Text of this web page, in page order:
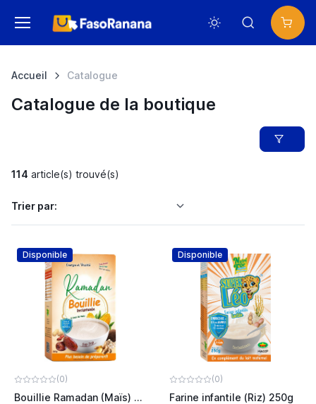
Accueil Catalogue
Catalogue de la boutique
114 article(s) trouvé(s)
Trier par:
Disponible
(0)
Bouillie Ramadan (Maïs) 260g
Disponible
(0)
Farine infantile (Riz) 250g